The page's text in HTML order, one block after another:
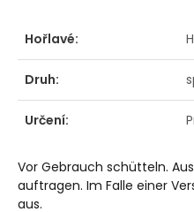
Hořlavé:
Druh:
Určení:
Vor Gebrauch schütteln.
auftragen. Im Falle einer
aus.